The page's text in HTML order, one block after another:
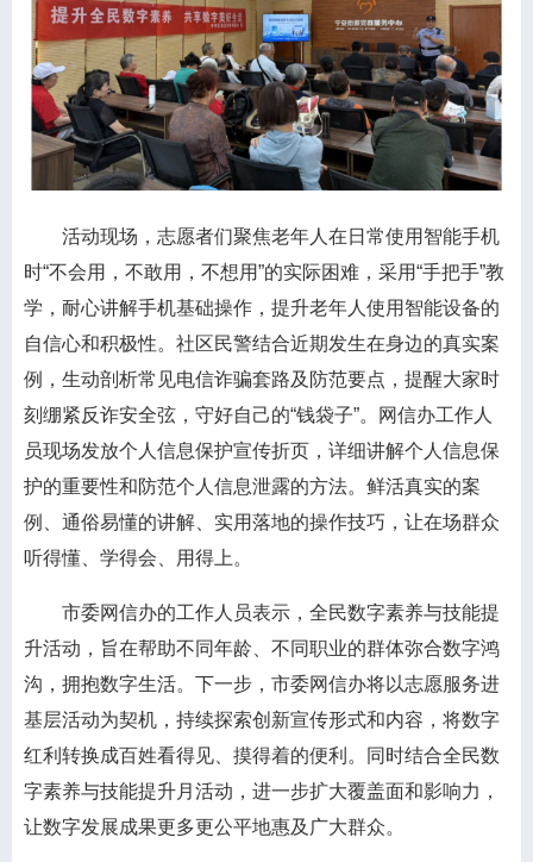
活动现场，志愿者们聚焦老年人在日常使用智能手机
时“不会用，不敢用，不想用”的实际困难，采用“手把手”教
学，耐心讲解手机基础操作，提升老年人使用智能设备的
自信心和积极性。社区民警结合近期发生在身边的真实案
例，生动剖析常见电信诈骗套路及防范要点，提醒大家时
刻绷紧反诈安全弦，守好自己的“钱袋子”。网信办工作人
员现场发放个人信息保护宣传折页，详细讲解个人信息保
护的重要性和防范个人信息泄露的方法。鲜活真实的案
例、通俗易懂的讲解、实用落地的操作技巧，让在场群众
听得懂、学得会、用得上。
市委网信办的工作人员表示，全民数字素养与技能提
升活动，旨在帮助不同年龄、不同职业的群体弥合数字鸿
沟，拥抱数字生活。下一步，市委网信办将以志愿服务进
基层活动为契机，持续探索创新宣传形式和内容，将数字
红利转换成百姓看得见、摸得着的便利。同时结合全民数
字素养与技能提升月活动，进一步扩大覆盖面和影响力，
让数字发展成果更多更公平地惠及广大群众。